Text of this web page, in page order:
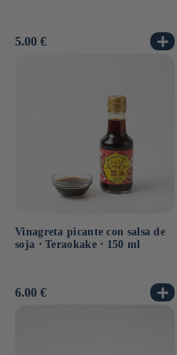
Precio
5.00 €
Vinagreta picante con salsa de
soja ⋅ Teraokake ⋅ 150 ml
Precio
6.00 €